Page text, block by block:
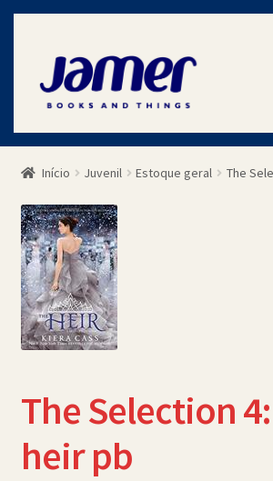
Pular
para
navegação
Pular
para
conteúdo
Início
Avaliações
Cart
Checkout
Contato
Política de Cookies (BR)
Quem Somos
Início Juvenil Estoque geral The
The Selection
heir pb